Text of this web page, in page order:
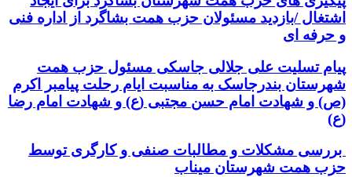
اشتغال /بازدید مسئولان حزب همت بشاگرد از اداره فنی
و حرفه ای
پیام تسلیت علی جلالی جاسکی مسئول حزب همت
شهرستان بندرجاسک به مناسبت ایام رحلت پیامبر اکرم
(ص) و شهادت امام حسن مجتبی (ع) و شهادت امام رضا
(ع)
بررسی مشکلات و مطالبات صنفی و کارگری توسط
حزب همت شهرستان میناب